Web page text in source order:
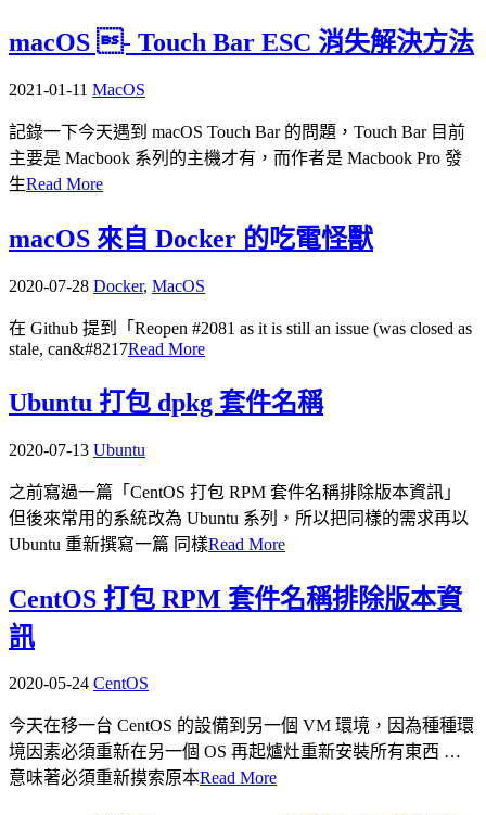
macOS - Touch Bar ESC 消失解決方法
2021-01-11 MacOS
記錄一下今天遇到 macOS Touch Bar 的問題，Touch Bar 目前
主要是 Macbook 系列的主機才有，而作者是 Macbook Pro 發
生Read More
macOS 來自 Docker 的吃電怪獸
2020-07-28 Docker, MacOS
在 Github 提到「Reopen #2081 as it is still an issue (was closed as
stale, can&#8217Read More
Ubuntu 打包 dpkg 套件名稱
2020-07-13 Ubuntu
之前寫過一篇「CentOS 打包 RPM 套件名稱排除版本資訊」
但後來常用的系統改為 Ubuntu 系列，所以把同樣的需求再以
Ubuntu 重新撰寫一篇 同樣Read More
CentOS 打包 RPM 套件名稱排除版本資
訊
2020-05-24 CentOS
今天在移一台 CentOS 的設備到另一個 VM 環境，因為種種環
境因素必須重新在另一個 OS 再起爐灶重新安裝所有東西 …
意味著必須重新摸索原本Read More